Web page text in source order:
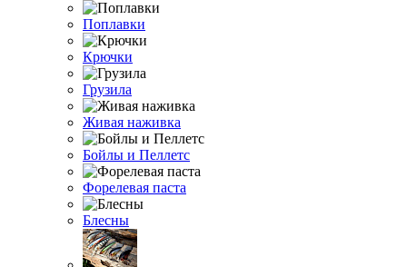
Поплавки
Крючки
Грузила
Живая наживка
Бойлы и Пеллетс
Форелевая паста
Блесны